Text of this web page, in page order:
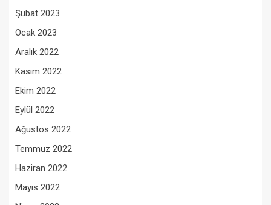
Şubat 2023
Ocak 2023
Aralık 2022
Kasım 2022
Ekim 2022
Eylül 2022
Ağustos 2022
Temmuz 2022
Haziran 2022
Mayıs 2022